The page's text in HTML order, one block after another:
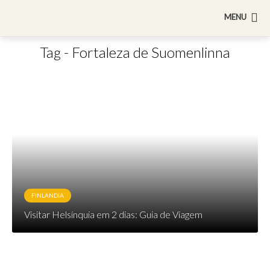
MENU
Tag - Fortaleza de Suomenlinna
FINLANDIA
Visitar Helsínquia em 2 dias: Guia de Viagem